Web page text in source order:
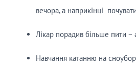
вечора, а наприкінці
Лікар порадив більше пити –
Навчання катанню на